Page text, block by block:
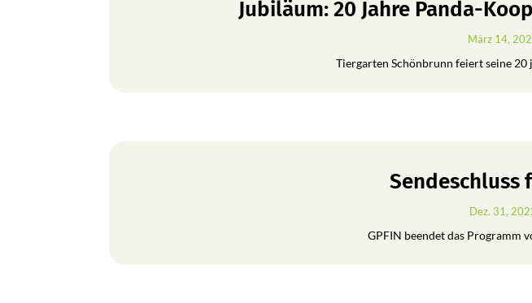
Jubiläum: 20 Jahre Panda-
März 14,
Tiergarten Schönbrunn feiert seine
Sendeschluss
Dez. 31,
GPFIN beendet das Programm